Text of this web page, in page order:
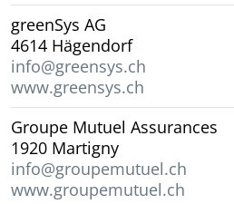
greenSys AG
4614 Hägendorf
info@greensys.ch
www.greensys.ch
Groupe Mutuel Assurances
1920 Martigny
info@groupemutuel.ch
www.groupemutuel.ch